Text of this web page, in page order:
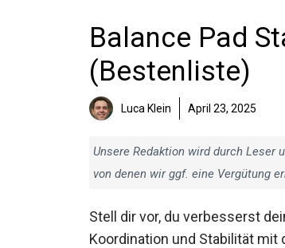
Balance Pad
(Bestenliste)
Luca Klein April 23, 2025
Unsere Redaktion wird durch Leser
von denen wir ggf. eine Vergütung
Stell dir vor, du verbesserst
Koordination und Stabilität mit